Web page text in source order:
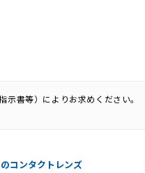
書等）によりお求めください。
コンタクトレンズ